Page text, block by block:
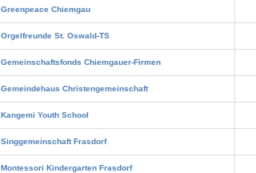
Greenpeace Chiemgau
Orgelfreunde St. Oswald-TS
Gemeinschaftsfonds Chiemgauer-Firmen
Gemeindehaus Christengemeinschaft
Kangemi Youth School
Singgemeinschaft Frasdorf
Montessori Kindergarten Frasdorf